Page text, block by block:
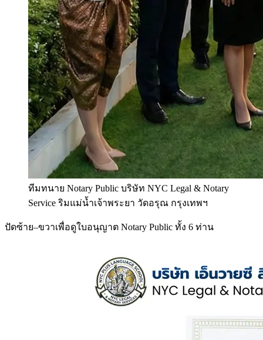
ทีมทนาย Notary Public บริษัท NYC Legal & Notary
Service ริมแม่น้ำเจ้าพระยา วัดอรุณ กรุงเทพฯ
ปัดซ้าย–ขวาเพื่อดูใบอนุญาต Notary Public ทั้ง 6 ท่าน